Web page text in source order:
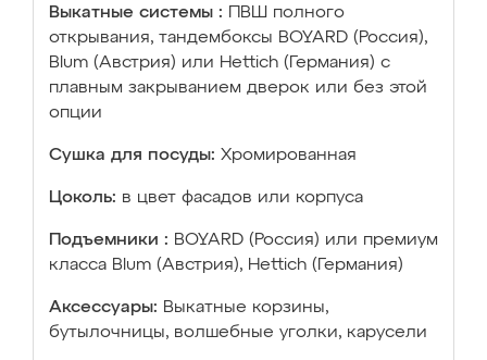
Выкатные системы :
ПВШ полного
открывания, тандембоксы BOYARD (Россия),
Blum (Австрия) или Hettich (Германия) с
плавным закрыванием дверок или без этой
опции
Сушка для посуды: Хромированная
Цоколь: в цвет фасадов или корпуса
Подъемники : BOYARD (Россия) или премиум
класса Blum (Австрия), Hettich (Германия)
Аксессуары: Выкатные корзины,
бутылочницы, волшебные уголки, карусели